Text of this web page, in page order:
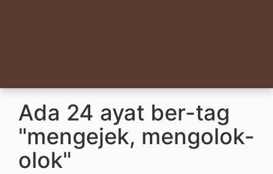
Ada 24 ayat ber-tag
"mengejek, mengolok-
olok"